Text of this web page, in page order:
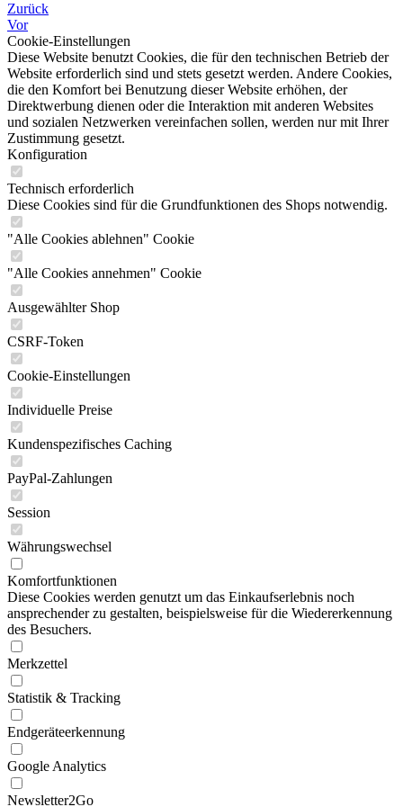
Zurück
Vor
Cookie-Einstellungen
Diese Website benutzt Cookies, die für den technischen Betrieb der
Website erforderlich sind und stets gesetzt werden. Andere Cookies,
die den Komfort bei Benutzung dieser Website erhöhen, der
Direktwerbung dienen oder die Interaktion mit anderen Websites
und sozialen Netzwerken vereinfachen sollen, werden nur mit Ihrer
Zustimmung gesetzt.
Konfiguration
Technisch erforderlich
Diese Cookies sind für die Grundfunktionen des Shops notwendig.
"Alle Cookies ablehnen" Cookie
"Alle Cookies annehmen" Cookie
Ausgewählter Shop
CSRF-Token
Cookie-Einstellungen
Individuelle Preise
Kundenspezifisches Caching
PayPal-Zahlungen
Session
Währungswechsel
Komfortfunktionen
Diese Cookies werden genutzt um das Einkaufserlebnis noch
ansprechender zu gestalten, beispielsweise für die Wiedererkennung
des Besuchers.
Merkzettel
Statistik & Tracking
Endgeräteerkennung
Google Analytics
Newsletter2Go